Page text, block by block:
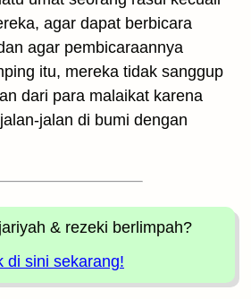
agar dapat berbicara
agar pembicaraannya
itu, mereka tidak sanggup
dari para malaikat karena
jalan di bumi dengan
& rezeki berlimpah?
di sini sekarang!